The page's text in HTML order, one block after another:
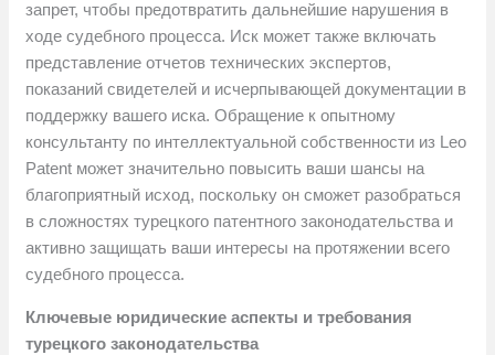
запрет, чтобы предотвратить дальнейшие нарушения в
ходе судебного процесса. Иск может также включать
представление отчетов технических экспертов,
показаний свидетелей и исчерпывающей документации в
поддержку вашего иска. Обращение к опытному
консультанту по интеллектуальной собственности из Leo
Patent может значительно повысить ваши шансы на
благоприятный исход, поскольку он сможет разобраться
в сложностях турецкого патентного законодательства и
активно защищать ваши интересы на протяжении всего
судебного процесса.
Ключевые юридические аспекты и требования
турецкого законодательства